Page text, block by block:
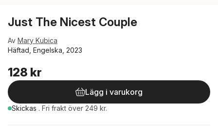
Just The Nicest Couple
Av Mary Kubica
Häftad, Engelska, 2023
128 kr
Lägg i varukorg
Skickas . Fri frakt över 249 kr.